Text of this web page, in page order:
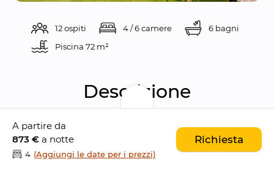
12 ospiti 4 / 6 camere
6 bagni
Piscina 72 m²
Descrizione
Sungai Tinggi Beach Villa è una splendida
villa fronte mare da 4 camere da letto
situata nel tranquillo villaggio di
A partire da
873 € a notte
4 (Aggiungi le date per i prezzi)
Richiesta